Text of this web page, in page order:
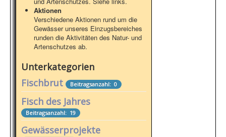
Aktionen
Verschiedene Aktionen rund um die
Gewässer unseres Einzugsbereiches
runden die Aktivitäten des Natur- und
Artenschutzes ab.
Unterkategorien
Fischbrut
Beitragsanzahl: 0
Fisch des Jahres
Beitragsanzahl: 19
Gewässerprojekte